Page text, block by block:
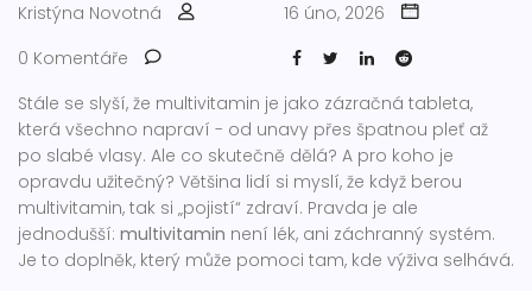
Kristýna Novotná
16 úno, 2026
0 Komentáře
Stále se slyší, že multivitamin je jako zázračná tableta,
která všechno napraví - od unavy přes špatnou pleť až
po slabé vlasy. Ale co skutečně dělá? A pro koho je
opravdu užitečný? Většina lidí si myslí, že když berou
multivitamin, tak si „pojistí“ zdraví. Pravda je ale
jednodušší: multivitamin není lék, ani záchranný systém.
Je to doplněk, který může pomoci tam, kde výživa selhává.